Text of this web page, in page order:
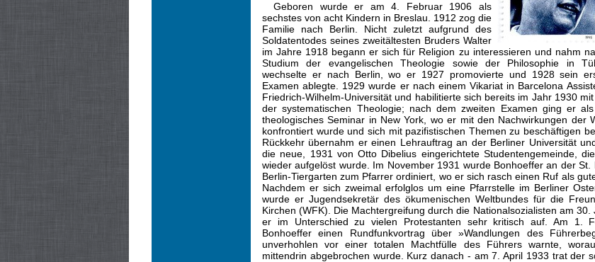
Geboren wurde er am 4. Februar 1906 als
sechstes von acht Kindern in Breslau. 1912 zog die
Familie nach Berlin. Nicht zuletzt aufgrund des
Soldatentodes seines zweitältesten Bruders Walter
im Jahre 1918 begann er sich für Religion zu interessieren und nahm
Studium der evangelischen Theologie sowie der Philosophie in
wechselte er nach Berlin, wo er 1927 promovierte und 1928 sein
Examen ablegte. 1929 wurde er nach einem Vikariat in Barcelona
Friedrich-Wilhelm-Universität und habilitierte sich bereits im Jahr 1930
der systematischen Theologie; nach dem zweiten Examen ging er
theologisches Seminar in New York, wo er mit den Nachwirkungen der
konfrontiert wurde und sich mit pazifistischen Themen zu beschäftigen
Rückkehr übernahm er einen Lehrauftrag an der Berliner Universität
die neue, 1931 von Otto Dibelius eingerichtete Studentengemeinde,
wieder aufgelöst wurde. Im November 1931 wurde Bonhoeffer an der St.
Berlin-Tiergarten zum Pfarrer ordiniert, wo er sich rasch einen Ruf als
Nachdem er sich zweimal erfolglos um eine Pfarrstelle im Berliner
wurde er Jugendsekretär des ökume­nischen Weltbundes für die
Kirchen (WFK). Die Machtergreifung durch die Nationalsozialisten am 30.
er im Unterschied zu vielen Protestanten sehr kritisch auf. Am 1.
Bonhoeffer einen Rundfunkvortrag über »Wandlungen des
unverhohlen vor einer totalen Machtfülle des Führers warnte,
mittendrin abgebrochen wurde. Kurz danach - am 7. April 1933 trat der